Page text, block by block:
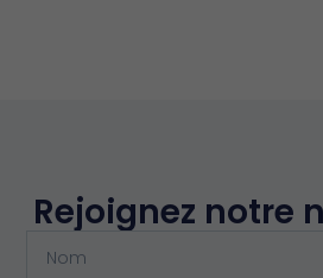
Rejoignez notre